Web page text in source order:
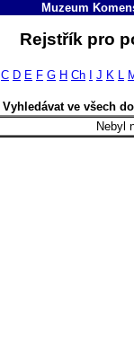
Muzeum
Rejstřík pro
C D E F G H Ch J K L
Vyhledávat ve všech
Nebyl